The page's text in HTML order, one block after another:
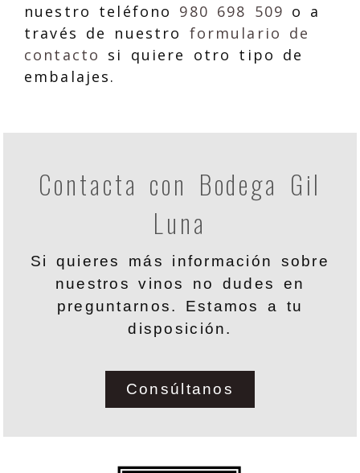
nuestro teléfono 980 698 509 o a
través de nuestro formulario de
contacto si quiere otro tipo de
embalajes.
Contacta con Bodega Gil
Luna
Si quieres más información sobre
nuestros vinos no dudes en
preguntarnos. Estamos a tu
disposición.
Consúltanos